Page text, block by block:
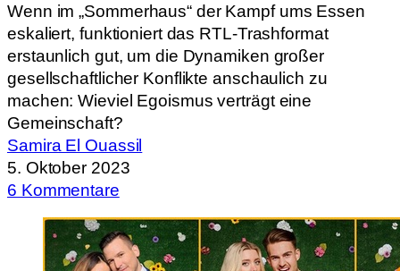
Wenn im „Sommerhaus“ der Kampf ums Essen
eskaliert, funktioniert das RTL-Trashformat
erstaunlich gut, um die Dynamiken großer
gesellschaftlicher Konflikte anschaulich zu
machen: Wieviel Egoismus verträgt eine
Gemeinschaft?
Samira El Ouassil
5. Oktober 2023
6 Kommentare